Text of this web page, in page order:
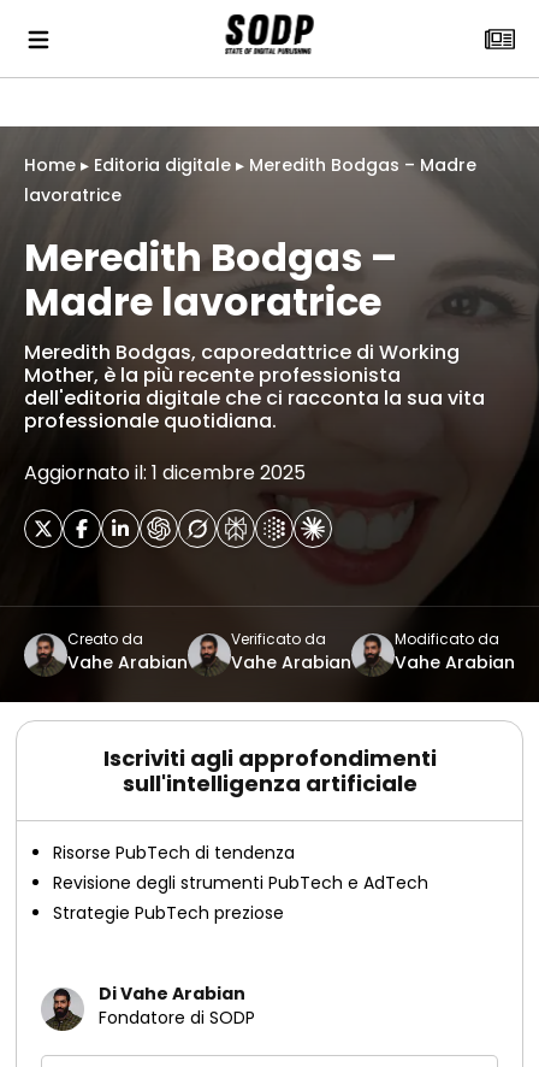
Home ▸ Editoria digitale ▸ Meredith Bodgas – Madre
lavoratrice
Meredith Bodgas –
Madre lavoratrice
Meredith Bodgas, caporedattrice di Working
Mother, è la più recente professionista
dell'editoria digitale che ci racconta la sua vita
professionale quotidiana.
Aggiornato il: 1 dicembre 2025
Creato da
Vahe Arabian
Verificato da
Vahe Arabian
Modificato da
Vahe Arabian
Iscriviti agli approfondimenti
sull'intelligenza artificiale
Risorse PubTech di tendenza
Revisione degli strumenti PubTech e AdTech
Strategie PubTech preziose
Di Vahe Arabian
Fondatore di SODP